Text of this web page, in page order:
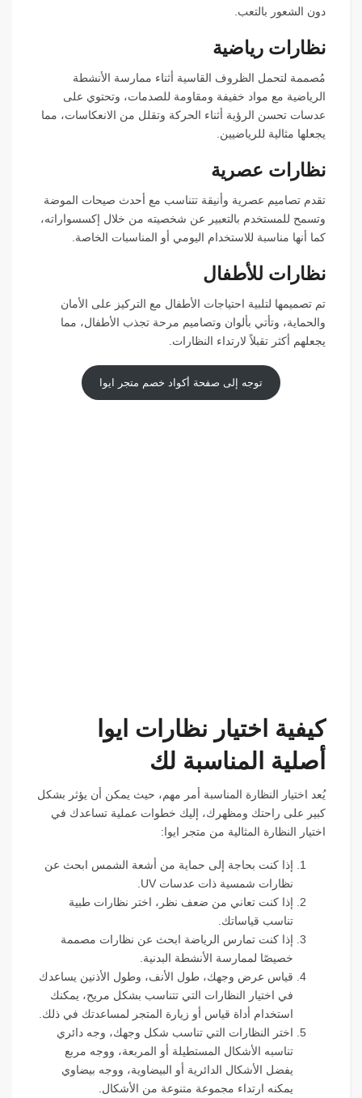
دون الشعور بالتعب.
نظارات رياضية
مُصممة لتحمل الظروف القاسية أثناء ممارسة الأنشطة
الرياضية مع مواد خفيفة ومقاومة للصدمات، وتحتوي على
عدسات تحسن الرؤية أثناء الحركة وتقلل من الانعكاسات، مما
يجعلها مثالية للرياضيين.
نظارات عصرية
تقدم تصاميم عصرية وأنيقة تتناسب مع أحدث صيحات الموضة
وتسمح للمستخدم بالتعبير عن شخصيته من خلال إكسسواراته،
كما أنها مناسبة للاستخدام اليومي أو المناسبات الخاصة.
نظارات للأطفال
تم تصميمها لتلبية احتياجات الأطفال مع التركيز على الأمان
والحماية، وتأتي بألوان وتصاميم مرحة تجذب الأطفال، مما
يجعلهم أكثر تقبلاً لارتداء النظارات.
توجه إلى صفحة أكواد خصم متجر ايوا
كيفية اختيار نظارات ايوا
أصلية المناسبة لك
يُعد اختيار النظارة المناسبة أمر مهم، حيث يمكن أن يؤثر بشكل
كبير على راحتك ومظهرك، إليك خطوات عملية تساعدك في
اختيار النظارة المثالية من متجر ايوا:
إذا كنت بحاجة إلى حماية من أشعة الشمس ابحث عن
نظارات شمسية ذات عدسات UV.
إذا كنت تعاني من ضعف نظر، اختر نظارات طبية
تناسب قياساتك.
إذا كنت تمارس الرياضة ابحث عن نظارات مصممة
خصيصًا لممارسة الأنشطة البدنية.
قياس عرض وجهك، طول الأنف، وطول الأذنين يساعدك
في اختيار النظارات التي تتناسب بشكل مريح، يمكنك
استخدام أداة قياس أو زيارة المتجر لمساعدتك في ذلك.
اختر النظارات التي تناسب شكل وجهك، وجه دائري
تناسبه الأشكال المستطيلة أو المربعة، ووجه مربع
يفضل الأشكال الدائرية أو البيضاوية، ووجه بيضاوي
يمكنه ارتداء مجموعة متنوعة من الأشكال.